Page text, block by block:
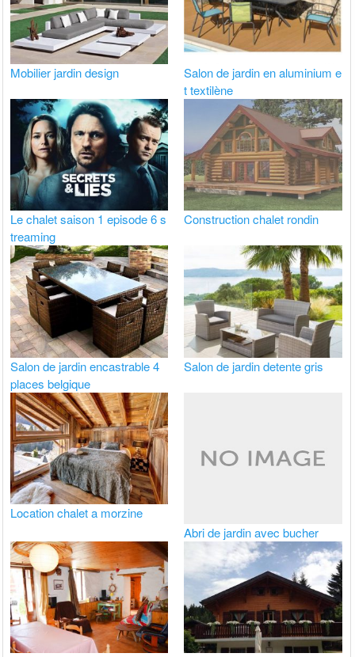
Mobilier jardin design
Salon de jardin en aluminium e
t textilène
Le chalet saison 1 episode 6 s
treaming
Construction chalet rondin
Salon de jardin encastrable 4
places belgique
Salon de jardin detente gris
Location chalet a morzine
Abri de jardin avec bucher